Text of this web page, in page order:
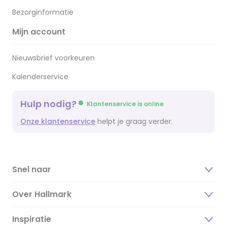
Bezorginformatie
Mijn account
Nieuwsbrief voorkeuren
Kalenderservice
Hulp nodig? Klantenservice is online
Onze klantenservice helpt je graag verder.
Snel naar
Over Hallmark
Over ons
Inspiratie